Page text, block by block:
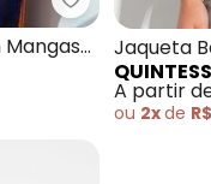
com Bolsos
Quintess -
Jaqueta
Plano
QUINTESS
A partir
ou 2xde